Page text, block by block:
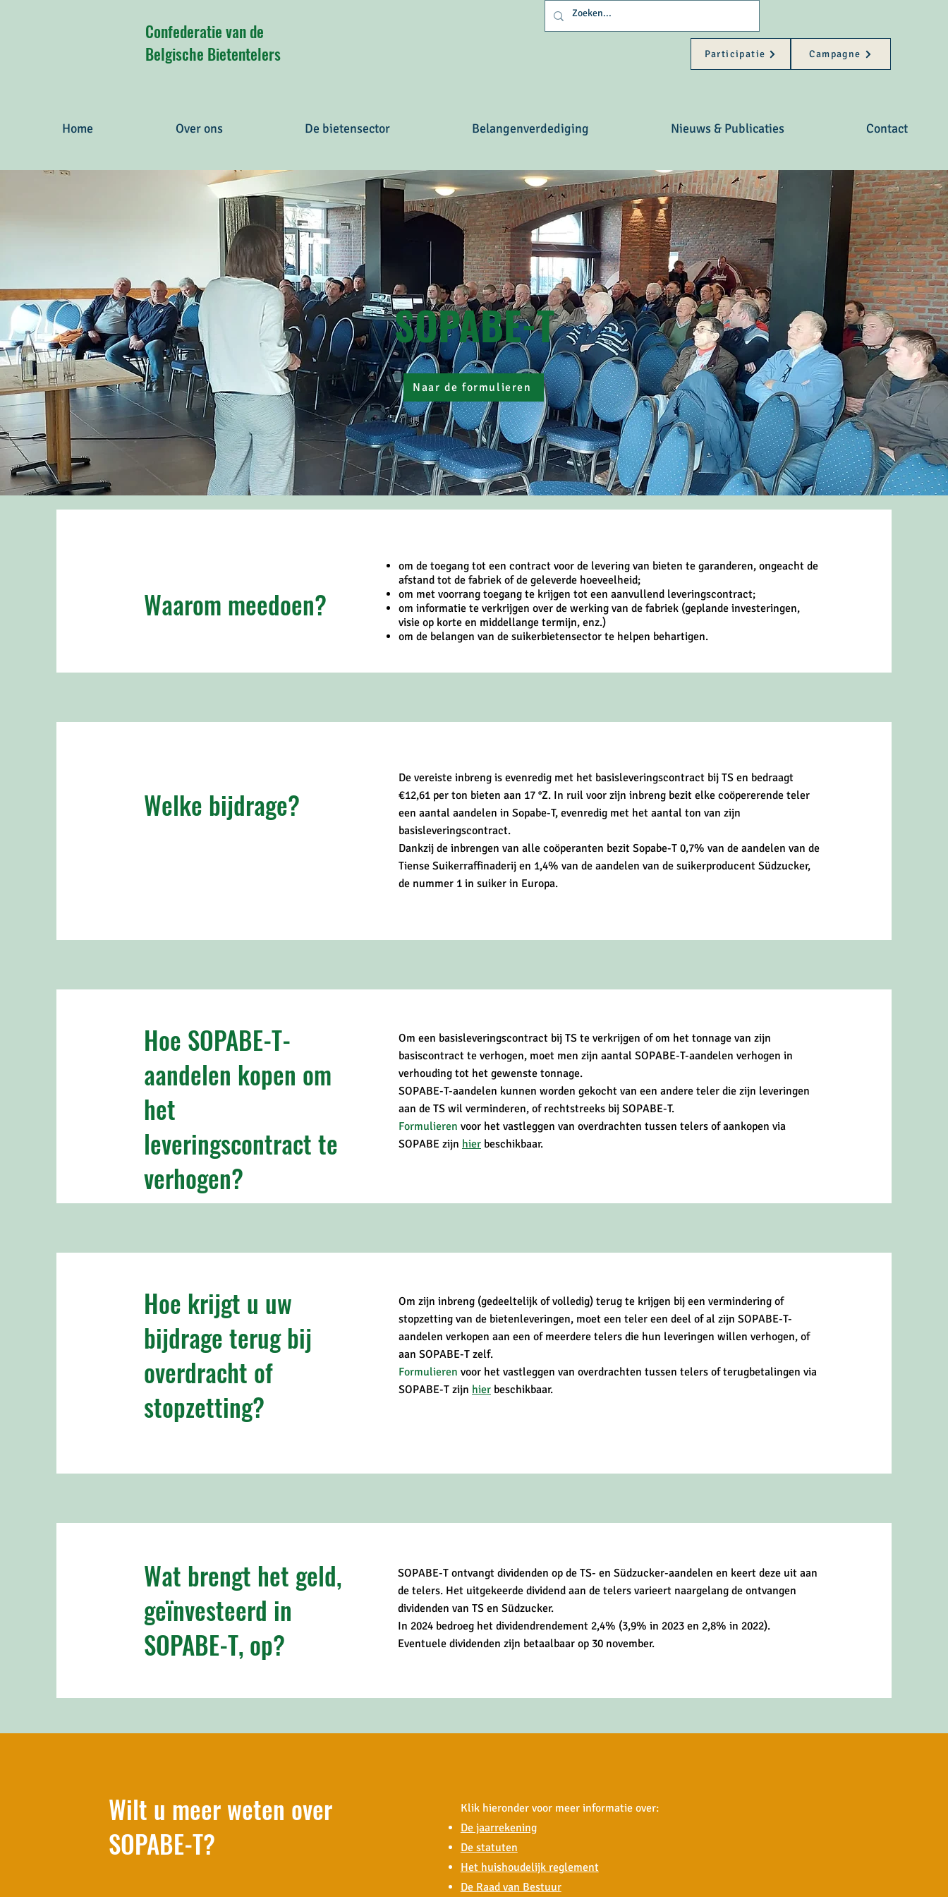
Better aviers belges - Belgische bietentelers
Confederatie van de
Belgische Bietentelers
Participatie Campagne
Home Over ons De bietensector Belangenverdediging Nieuws & Publicaties Contact
SOPABE-T
Naar de formulieren
Waarom meedoen?
om de toegang tot een contract voor de levering van bieten te garanderen, ongeacht de
afstand tot de fabriek of de geleverde hoeveelheid;
om met voorrang toegang te krijgen tot een aanvullend leveringscontract;
om informatie te verkrijgen over de werking van de fabriek (geplande investeringen,
visie op korte en middellange termijn, enz.)
om de belangen van de suikerbietensector te helpen behartigen.
Welke bijdrage?
De vereiste inbreng is evenredig met het basisleveringscontract bij TS en bedraagt
€12,61 per ton bieten aan 17 °Z. In ruil voor zijn inbreng bezit elke coöpererende teler
een aantal aandelen in Sopabe-T, evenredig met het aantal ton van zijn
basisleveringscontract.
Dankzij de inbrengen van alle coöperanten bezit Sopabe-T 0,7% van de aandelen van de
Tiense Suikerraffinaderij en 1,4% van de aandelen van de suikerproducent Südzucker,
de nummer 1 in suiker in Europa.
Hoe SOPABE-T-
aandelen kopen om
het
leveringscontract te
verhogen?
Om een basisleveringscontract bij TS te verkrijgen of om het tonnage van zijn
basiscontract te verhogen, moet men zijn aantal SOPABE-T-aandelen verhogen in
verhouding tot het gewenste tonnage.
SOPABE-T-aandelen kunnen worden gekocht van een andere teler die zijn leveringen
aan de TS wil verminderen, of rechtstreeks bij SOPABE-T.
Formulieren voor het vastleggen van overdrachten tussen telers of aankopen via
SOPABE zijn hier beschikbaar.
Hoe krijgt u uw
bijdrage terug bij
overdracht of
stopzetting?
Om zijn inbreng (gedeeltelijk of volledig) terug te krijgen bij een vermindering of
stopzetting van de bietenleveringen, moet een teler een deel of al zijn SOPABE-T-
aandelen verkopen aan een of meerdere telers die hun leveringen willen verhogen, of
aan SOPABE-T zelf.
Formulieren voor het vastleggen van overdrachten tussen telers of terugbetalingen via
SOPABE-T zijn hier beschikbaar.
Wat brengt het geld,
geïnvesteerd in
SOPABE-T, op?
SOPABE-T ontvangt dividenden op de TS- en Südzucker-aandelen en keert deze uit aan
de telers. Het uitgekeerde dividend aan de telers varieert naargelang de ontvangen
dividenden van TS en Südzucker.
In 2024 bedroeg het dividendrendement 2,4% (3,9% in 2023 en 2,8% in 2022).
Eventuele dividenden zijn betaalbaar op 30 november.
Wilt u meer weten over
SOPABE-T?
Klik hieronder voor meer informatie over:
De jaarrekening
De statuten
Het huishoudelijk reglement
De Raad van Bestuur